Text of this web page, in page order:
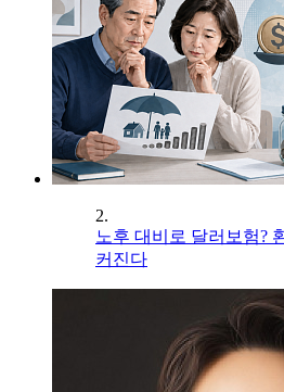
2.
노후 대비로 달러보험?
커진다